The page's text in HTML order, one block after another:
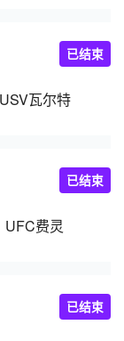
USV瓦尔特
已结束
UFC费灵
已结束
已结束